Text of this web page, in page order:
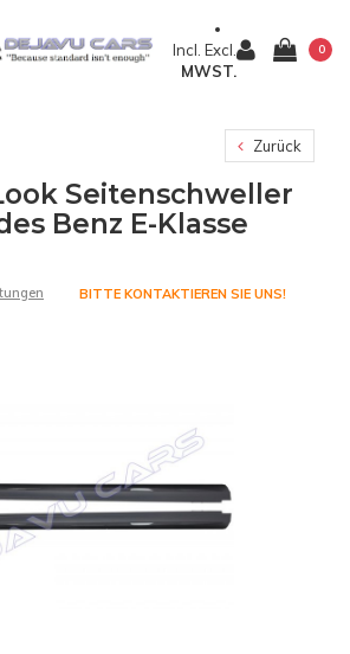
Incl. Excl.
MWST.
0
Zurück
Seitenschweller
Benz E-Klasse
BITTE KONTAKTIEREN SIE UNS!